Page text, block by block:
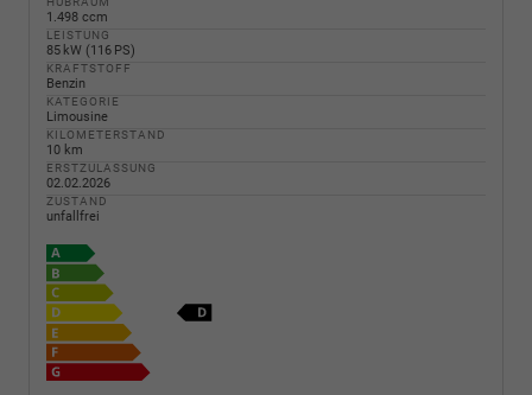
1.498 ccm
LEISTUNG
85 kW (116 PS)
KRAFTSTOFF
Benzin
KATEGORIE
Limousine
KILOMETERSTAND
10 km
ERSTZULASSUNG
02.02.2026
ZUSTAND
unfallfrei